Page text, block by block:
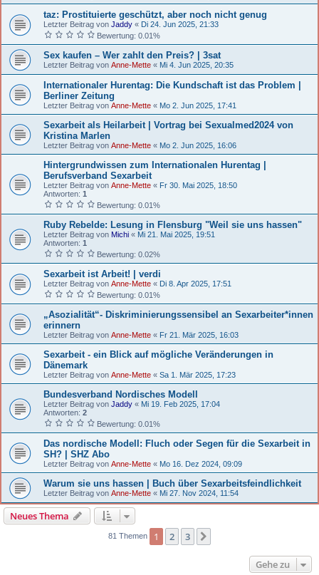
taz: Prostituierte geschützt, aber noch nicht genug
Letzter Beitrag von Jaddy « Di 24. Jun 2025, 21:33
Bewertung: 0.01%
Sex kaufen – Wer zahlt den Preis? | 3sat
Letzter Beitrag von Anne-Mette « Mi 4. Jun 2025, 20:35
Internationaler Hurentag: Die Kundschaft ist das Problem |
Berliner Zeitung
Letzter Beitrag von Anne-Mette « Mo 2. Jun 2025, 17:41
Sexarbeit als Heilarbeit | Vortrag bei Sexualmed2024 von
Kristina Marlen
Letzter Beitrag von Anne-Mette « Mo 2. Jun 2025, 16:06
Hintergrundwissen zum Internationalen Hurentag |
Berufsverband Sexarbeit
Letzter Beitrag von Anne-Mette « Fr 30. Mai 2025, 18:50
Antworten: 1
Bewertung: 0.01%
Ruby Rebelde: Lesung in Flensburg "Weil sie uns hassen"
Letzter Beitrag von Michi « Mi 21. Mai 2025, 19:51
Antworten: 1
Bewertung: 0.02%
Sexarbeit ist Arbeit! | verdi
Letzter Beitrag von Anne-Mette « Di 8. Apr 2025, 17:51
Bewertung: 0.01%
„Asozialität“- Diskriminierungssensibel an Sexarbeiter*innen
erinnern
Letzter Beitrag von Anne-Mette « Fr 21. Mär 2025, 16:03
Sexarbeit - ein Blick auf mögliche Veränderungen in
Dänemark
Letzter Beitrag von Anne-Mette « Sa 1. Mär 2025, 17:23
Bundesverband Nordisches Modell
Letzter Beitrag von Jaddy « Mi 19. Feb 2025, 17:04
Antworten: 2
Bewertung: 0.01%
Das nordische Modell: Fluch oder Segen für die Sexarbeit in
SH? | SHZ Abo
Letzter Beitrag von Anne-Mette « Mo 16. Dez 2024, 09:09
Warum sie uns hassen | Buch über Sexarbeitsfeindlichkeit
Letzter Beitrag von Anne-Mette « Mi 27. Nov 2024, 11:54
Neues Thema
81 Themen 1 2 3
Gehe zu